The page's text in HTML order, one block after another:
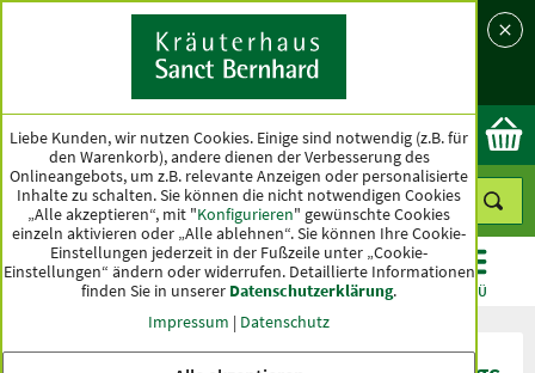
Land
Ok
KATEGORIEN ANGEBOTE TOPSELLER MENÜ
Liebe Kunden, wir nutzen Cookies. Einige sind notwendig (z.B. für
den Warenkorb), andere dienen der Verbesserung des
Onlineangebots, um z.B. relevante Anzeigen oder personalisierte
Inhalte zu schalten. Sie können die nicht notwendigen Cookies
„Alle akzeptieren“, mit "Konfigurieren" gewünschte Cookies
einzeln aktivieren oder „Alle ablehnen“. Sie können Ihre Cookie-
Einstellungen jederzeit in der Fußzeile unter „Cookie-
Einstellungen“ ändern oder widerrufen. Detaillierte Informationen
finden Sie in unserer Datenschutzerklärung.
Impressum | Datenschutz